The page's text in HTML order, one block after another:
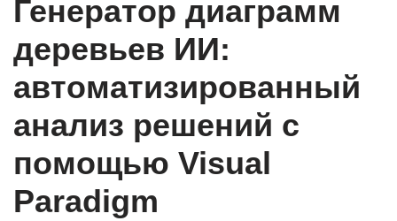
Генератор диаграмм
деревьев ИИ:
автоматизированный
анализ решений с
помощью Visual
Paradigm